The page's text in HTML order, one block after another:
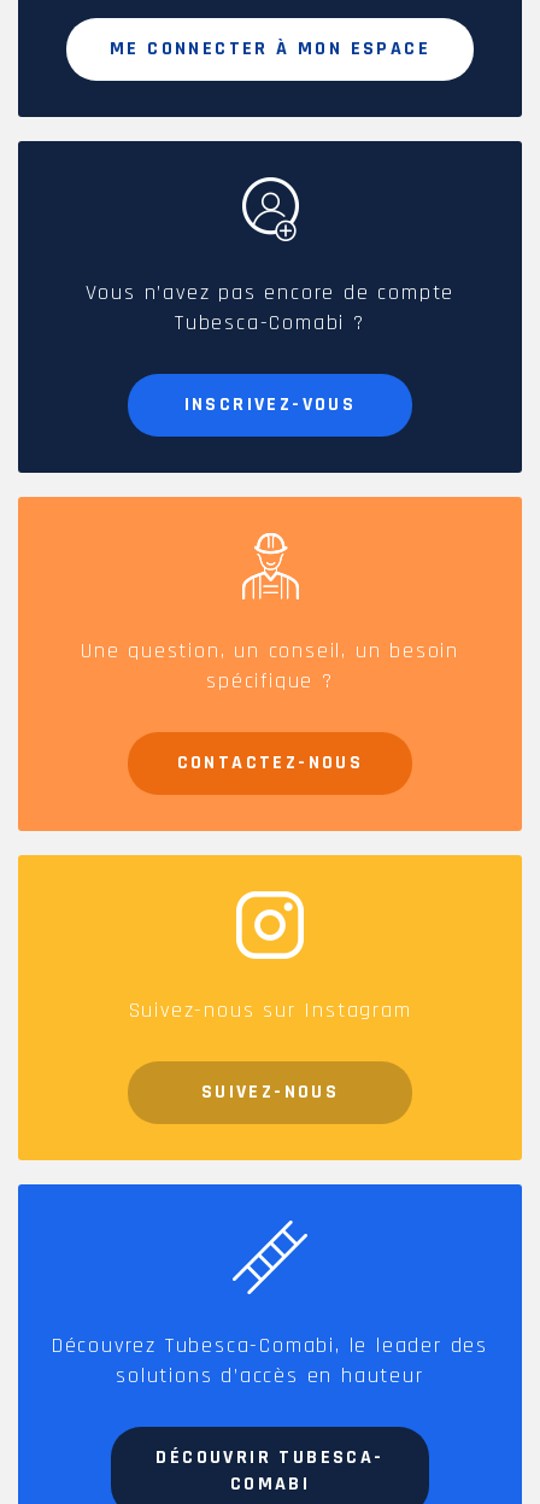
ME CONNECTER À MON ESPACE
Vous n’avez pas encore de compte
Tubesca-Comabi ?
INSCRIVEZ-VOUS
Une question, un conseil, un besoin
spécifique ?
CONTACTEZ-NOUS
Suivez-nous sur Instagram
SUIVEZ-NOUS
Découvrez Tubesca-Comabi, le leader des
solutions d’accès en hauteur
DÉCOUVRIR TUBESCA-
COMABI